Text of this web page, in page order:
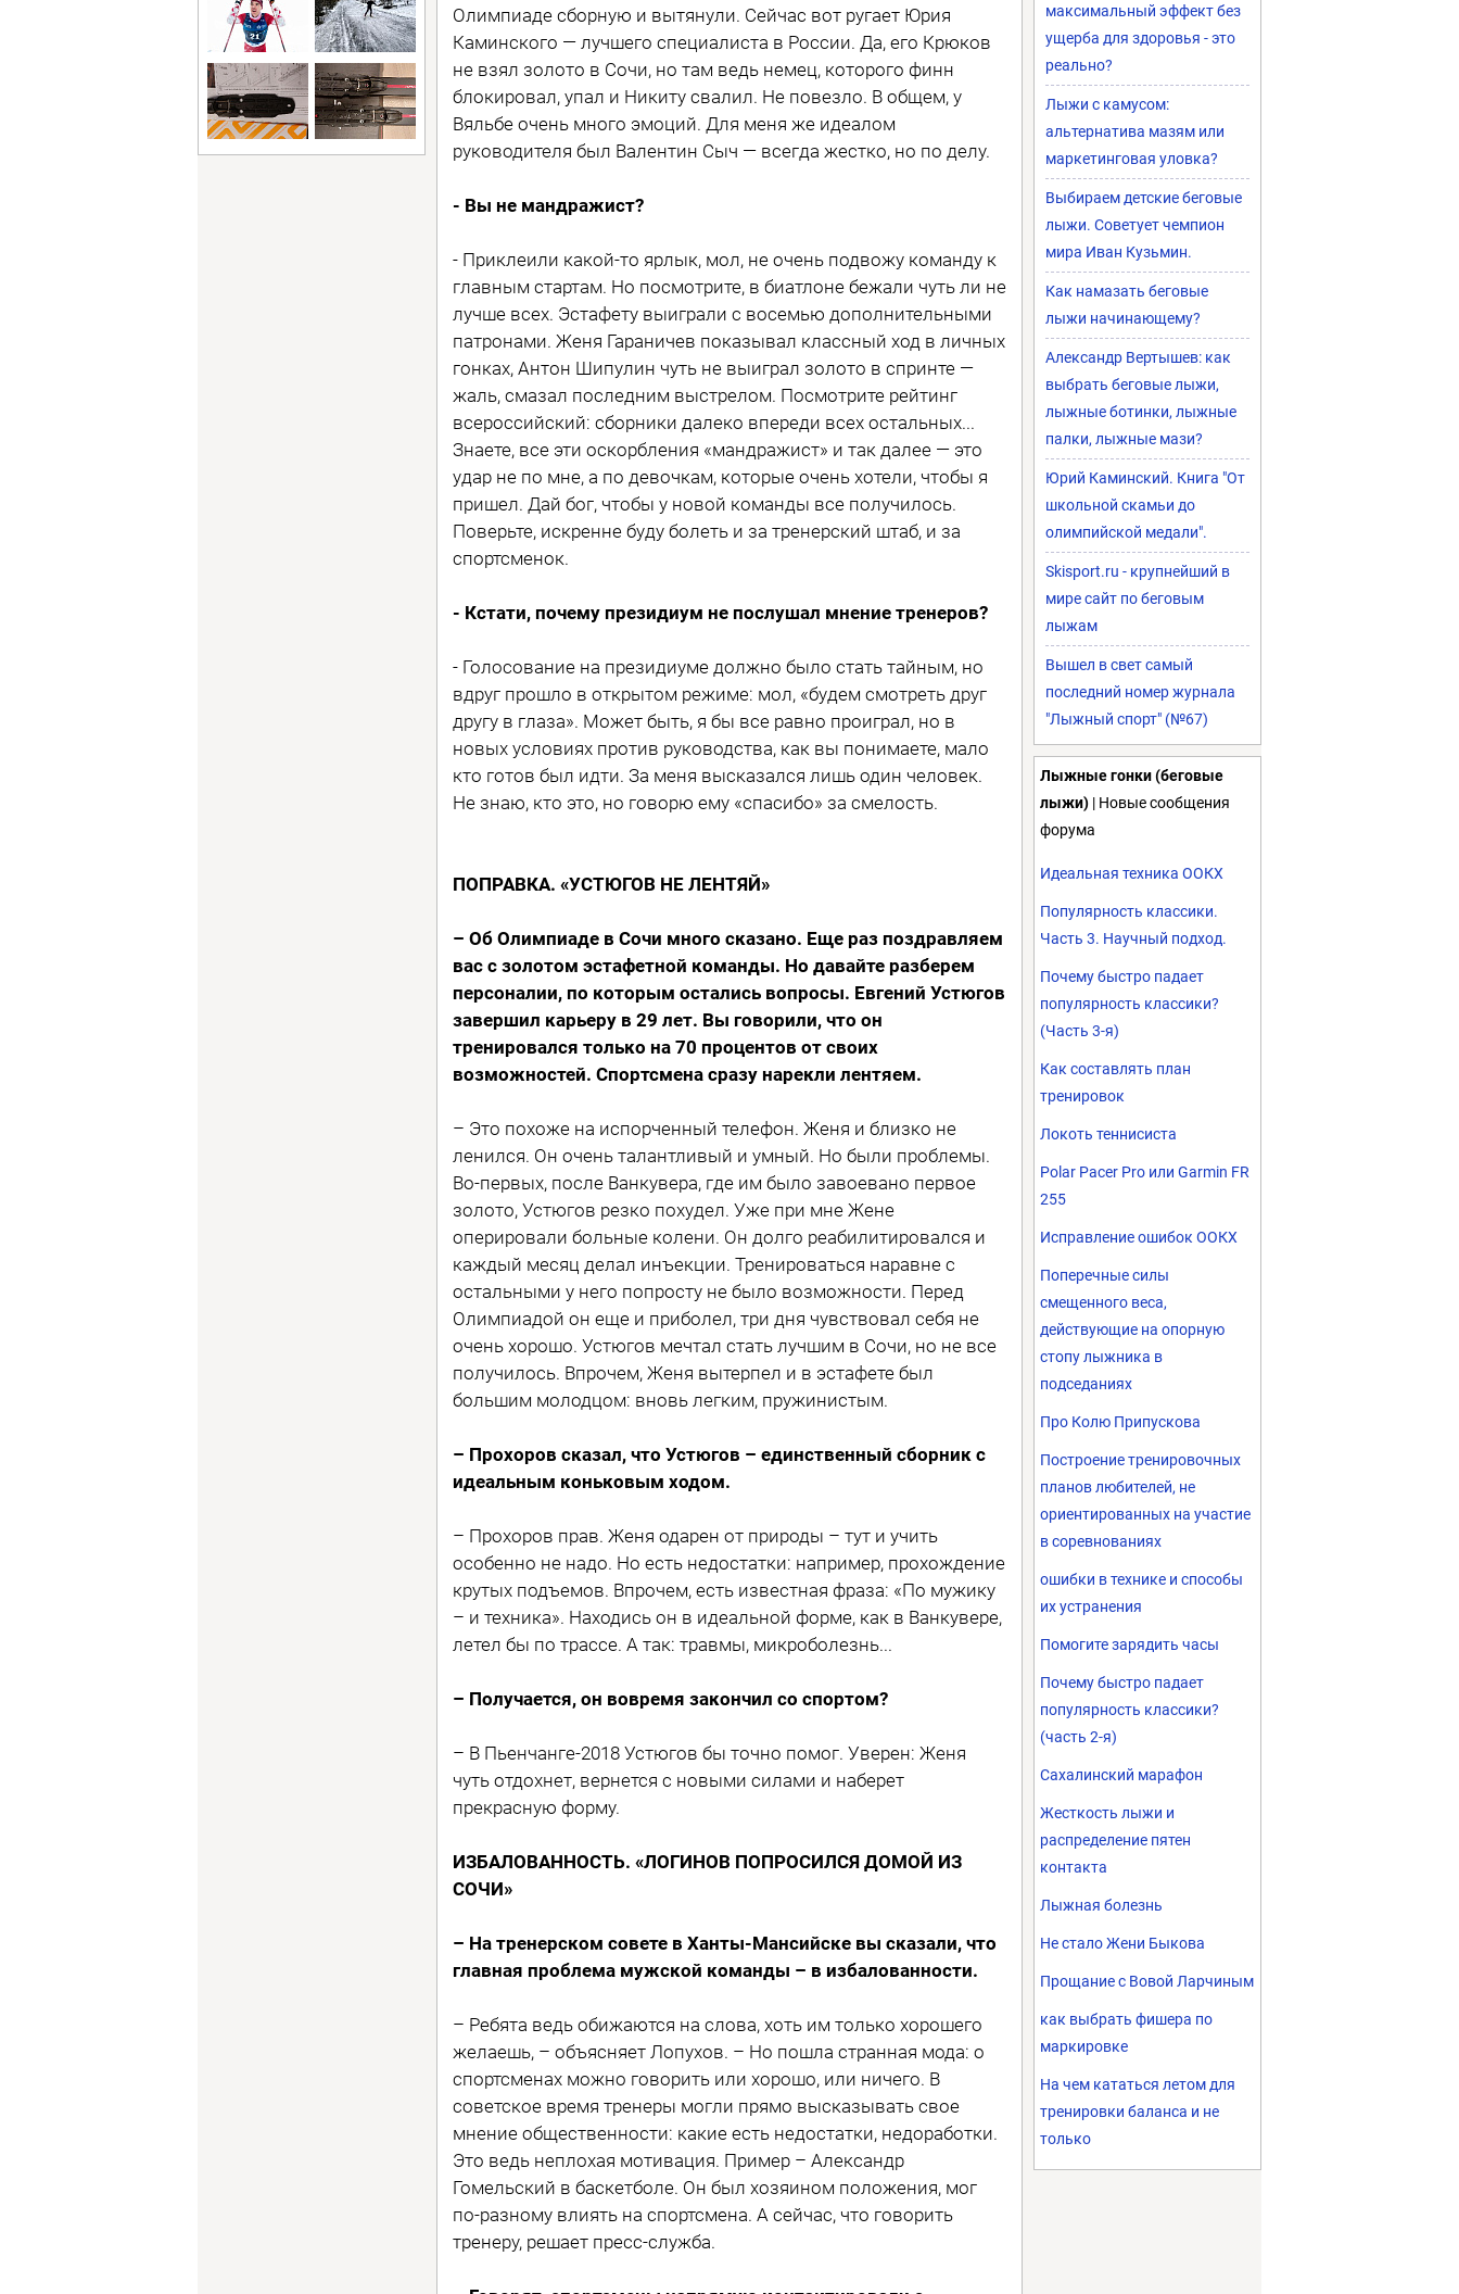
Олимпиаде сборную и вытянули. Сейчас вот ругает Юрия
Каминского — лучшего специалиста в России. Да, его Крюков
не взял золото в Сочи, но там ведь немец, которого финн
блокировал, упал и Никиту свалил. Не повезло. В общем, у
Вяльбе очень много эмоций. Для меня же идеалом
руководителя был Валентин Сыч — всегда жестко, но по делу.
- Вы не мандражист?
- Приклеили какой-то ярлык, мол, не очень подвожу команду к
главным стартам. Но посмотрите, в биатлоне бежали чуть ли не
лучше всех. Эстафету выиграли с восемью дополнительными
патронами. Женя Гараничев показывал классный ход в личных
гонках, Антон Шипулин чуть не выиграл золото в спринте —
жаль, смазал последним выстрелом. Посмотрите рейтинг
всероссийский: сборники далеко впереди всех остальных...
Знаете, все эти оскорбления «мандражист» и так далее — это
удар не по мне, а по девочкам, которые очень хотели, чтобы я
пришел. Дай бог, чтобы у новой команды все получилось.
Поверьте, искренне буду болеть и за тренерский штаб, и за
спортсменок.
- Кстати, почему президиум не послушал мнение тренеров?
- Голосование на президиуме должно было стать тайным, но
вдруг прошло в открытом режиме: мол, «будем смотреть друг
другу в глаза». Может быть, я бы все равно проиграл, но в
новых условиях против руководства, как вы понимаете, мало
кто готов был идти. За меня высказался лишь один человек.
Не знаю, кто это, но говорю ему «спасибо» за смелость.
ПОПРАВКА. «УСТЮГОВ НЕ ЛЕНТЯЙ»
– Об Олимпиаде в Сочи много сказано. Еще раз поздравляем
вас с золотом эстафетной команды. Но давайте разберем
персоналии, по которым остались вопросы. Евгений Устюгов
завершил карьеру в 29 лет. Вы говорили, что он
тренировался только на 70 процентов от своих
возможностей. Спортсмена сразу нарекли лентяем.
– Это похоже на испорченный телефон. Женя и близко не
ленился. Он очень талантливый и умный. Но были проблемы.
Во-первых, после Ванкувера, где им было завоевано первое
золото, Устюгов резко похудел. Уже при мне Жене
оперировали больные колени. Он долго реабилитировался и
каждый месяц делал инъекции. Тренироваться наравне с
остальными у него попросту не было возможности. Перед
Олимпиадой он еще и приболел, три дня чувствовал себя не
очень хорошо. Устюгов мечтал стать лучшим в Сочи, но не все
получилось. Впрочем, Женя вытерпел и в эстафете был
большим молодцом: вновь легким, пружинистым.
– Прохоров сказал, что Устюгов – единственный сборник с
идеальным коньковым ходом.
– Прохоров прав. Женя одарен от природы – тут и учить
особенно не надо. Но есть недостатки: например, прохождение
крутых подъемов. Впрочем, есть известная фраза: «По мужику
– и техника». Находись он в идеальной форме, как в Ванкувере,
летел бы по трассе. А так: травмы, микроболезнь...
– Получается, он вовремя закончил со спортом?
– В Пьенчанге-2018 Устюгов бы точно помог. Уверен: Женя
чуть отдохнет, вернется с новыми силами и наберет
прекрасную форму.
ИЗБАЛОВАННОСТЬ. «ЛОГИНОВ ПОПРОСИЛСЯ ДОМОЙ ИЗ
СОЧИ»
– На тренерском совете в Ханты-Мансийске вы сказали, что
главная проблема мужской команды – в избалованности.
– Ребята ведь обижаются на слова, хоть им только хорошего
желаешь, – объясняет Лопухов. – Но пошла странная мода: о
спортсменах можно говорить или хорошо, или ничего. В
советское время тренеры могли прямо высказывать свое
мнение общественности: какие есть недостатки, недоработки.
Это ведь неплохая мотивация. Пример – Александр
Гомельский в баскетболе. Он был хозяином положения, мог
по-разному влиять на спортсмена. А сейчас, что говорить
тренеру, решает пресс-служба.
максимальный эффект без
ущерба для здоровья - это
реально?
Лыжи с камусом:
альтернатива мазям или
маркетинговая уловка?
Выбираем детские беговые
лыжи. Советует чемпион
мира Иван Кузьмин.
Как намазать беговые
лыжи начинающему?
Александр Вертышев: как
выбрать беговые лыжи,
лыжные ботинки, лыжные
палки, лыжные мази?
Юрий Каминский. Книга "От
школьной скамьи до
олимпийской медали".
Skisport.ru - крупнейший в
мире сайт по беговым
лыжам
Вышел в свет самый
последний номер журнала
"Лыжный спорт" (№67)
Лыжные гонки (беговые
лыжи) | Новые сообщения
форума
Идеальная техника ООКХ
Популярность классики.
Часть 3. Научный подход.
Почему быстро падает
популярность классики?
(Часть 3-я)
Как составлять план
тренировок
Локоть теннисиста
Polar Pacer Pro или Garmin FR
255
Исправление ошибок ООКХ
Поперечные силы
смещенного веса,
действующие на опорную
стопу лыжника в
подседаниях
Про Колю Припускова
Построение тренировочных
планов любителей, не
ориентированных на участие
в соревнованиях
ошибки в технике и способы
их устранения
Помогите зарядить часы
Почему быстро падает
популярность классики?
(часть 2-я)
Сахалинский марафон
Жесткость лыжи и
распределение пятен
контакта
Лыжная болезнь
Не стало Жени Быкова
Прощание с Вовой Ларчиным
как выбрать фишера по
маркировке
На чем кататься летом для
тренировки баланса и не
только